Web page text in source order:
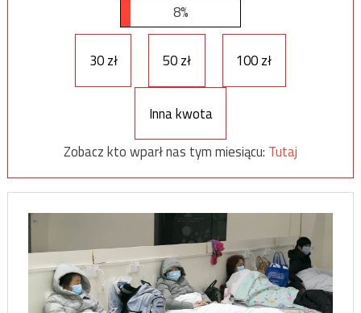
8%
30 zł 50 zł 100 zł
Inna kwota
Zobacz kto wparł nas tym miesiącu: Tutaj